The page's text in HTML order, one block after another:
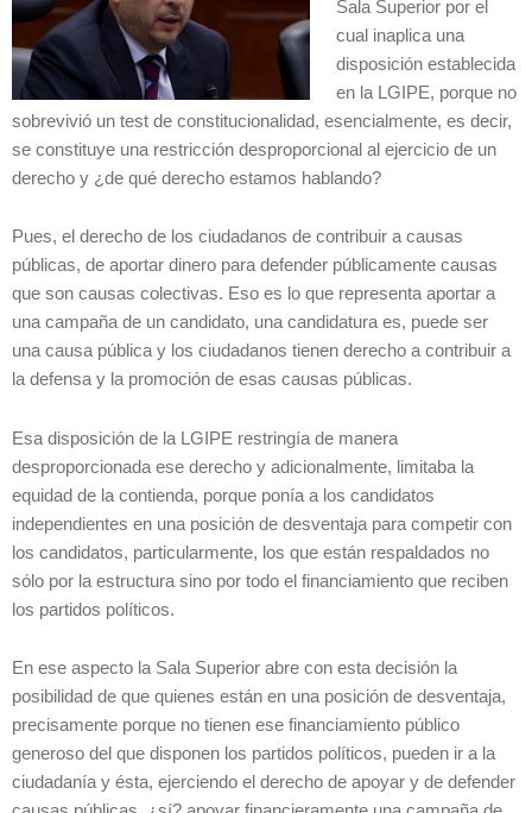
Sala Superior por el
cual inaplica una
disposición establecida
en la LGIPE, porque no
sobrevivió un test de constitucionalidad, esencialmente, es decir,
se constituye una restricción desproporcional al ejercicio de un
derecho y ¿de qué derecho estamos hablando?
Pues, el derecho de los ciudadanos de contribuir a causas
públicas, de aportar dinero para defender públicamente causas
que son causas colectivas. Eso es lo que representa aportar a
una campaña de un candidato, una candidatura es, puede ser
una causa pública y los ciudadanos tienen derecho a contribuir a
la defensa y la promoción de esas causas públicas.
Esa disposición de la LGIPE restringía de manera
desproporcionada ese derecho y adicionalmente, limitaba la
equidad de la contienda, porque ponía a los candidatos
independientes en una posición de desventaja para competir con
los candidatos, particularmente, los que están respaldados no
sólo por la estructura sino por todo el financiamiento que reciben
los partidos políticos.
En ese aspecto la Sala Superior abre con esta decisión la
posibilidad de que quienes están en una posición de desventaja,
precisamente porque no tienen ese financiamiento público
generoso del que disponen los partidos políticos, pueden ir a la
ciudadanía y ésta, ejerciendo el derecho de apoyar y de defender